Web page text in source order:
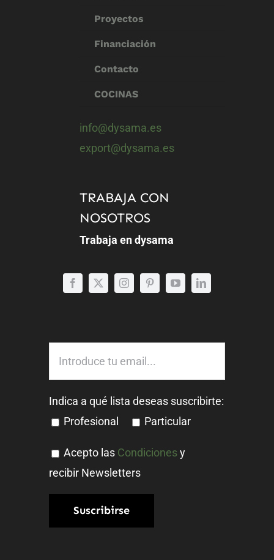
Proyectos
Financiación
Contacto
COCINAS
info@dysama.es
export@dysama.es
TRABAJA CON
NOSOTROS
Trabaja en dysama
Indica a qué lista deseas suscribirte:
Profesional
Particular
Acepto las Condicionesy
recibir Newsletters